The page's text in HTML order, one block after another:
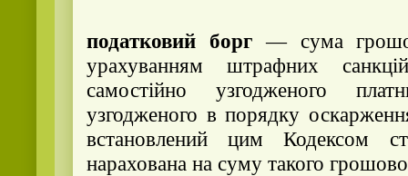
податковий борг— сума
урахуванням штрафних
самостійно узгодженого
узгодженого в порядку
встановлений цим Кодексом
нарахована на суму такого